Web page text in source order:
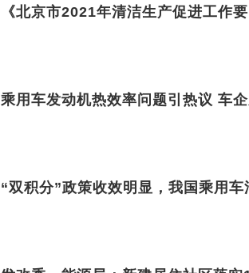
《北京市2021年清洁生产促进工作
乘用车发动机热效率问题引热议 车
“双积分”政策收效明显，我国乘用